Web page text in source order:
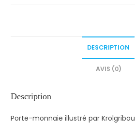
DESCRIPTION
AVIS (0)
Description
Porte-monnaie illustré par